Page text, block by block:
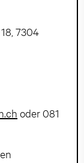
7304
oder 081